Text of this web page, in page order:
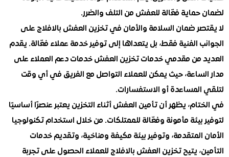
فعّالة للعفش من التلف والضرر.
ضمان السلامة والأمان في تخزين العفش بالافلاج على
الفنية فقط، بل يتعداها إلى توفير خدمة عملاء فعّالة. يقدم
من مقدمي خدمات تخزين العفش خدمات دعم العملاء على
حيث يمكن للعملاء التواصل مع الفريق في أي وقت
أو الاستفسارات.
يظهر أن تأمين العفش أثناء التخزين يعتبر عنصرًا أساسيًا
بيئة مأمونة وفعّالة للممتلكات. من خلال استخدام تكنولوجيا
المتقدمة، وتوفير بيئة مكيفة ومناخية، وتقديم خدمات
يتيح تخزين العفش بالافلاج للعملاء الحصول على تجربة